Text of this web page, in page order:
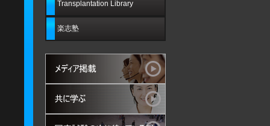
Transplantation Library
楽志塾